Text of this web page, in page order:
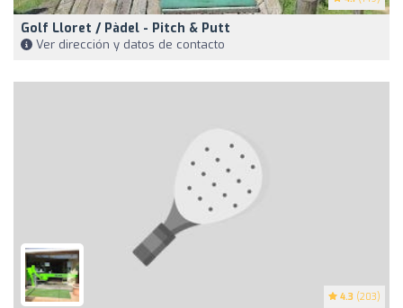
Golf Lloret / Pàdel - Pitch & Putt
Ver dirección y datos de contacto
4.3 (203)